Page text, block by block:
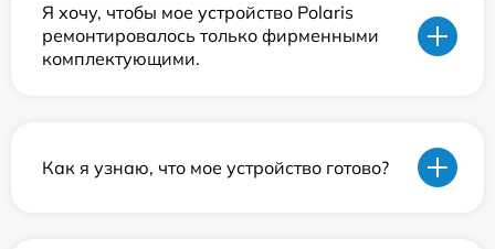
Я хочу, чтобы мое устройство Polaris
ремонтировалось только фирменными
комплектующими.
Как я узнаю, что мое устройство готово?